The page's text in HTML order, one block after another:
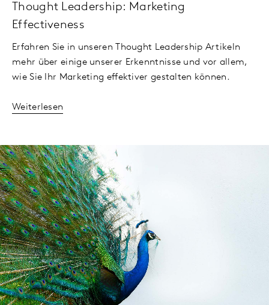
Thought Leadership: Marketing
Effectiveness
Erfahren Sie in unseren Thought Leadership Artikeln
mehr über einige unserer Erkenntnisse und vor allem,
wie Sie Ihr Marketing effektiver gestalten können.
Weiterlesen